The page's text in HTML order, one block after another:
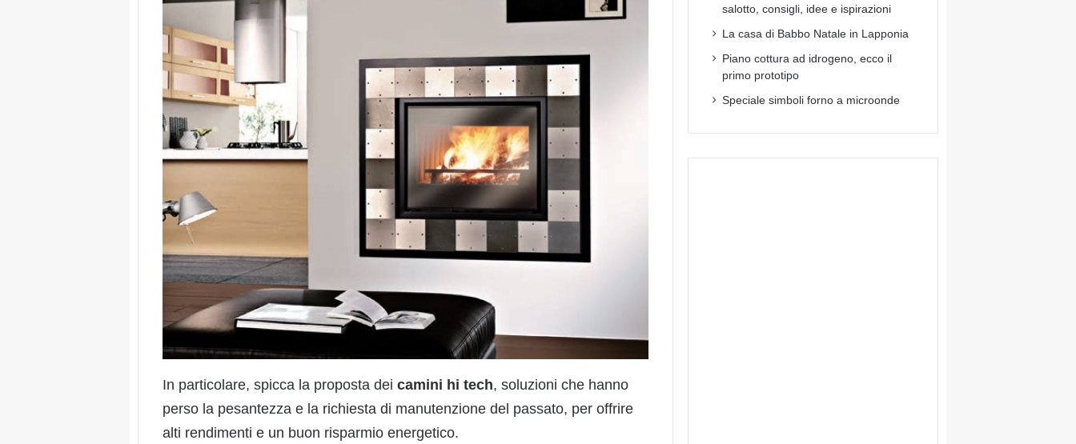
In particolare, spicca la proposta dei camini hi tech, soluzioni che hanno
perso la pesantezza e la richiesta di manutenzione del passato, per offrire
alti rendimenti e un buon risparmio energetico.
salotto, consigli, idee e ispirazioni
La casa di Babbo Natale in Lapponia
Piano cottura ad idrogeno, ecco il
primo prototipo
Speciale simboli forno a microonde